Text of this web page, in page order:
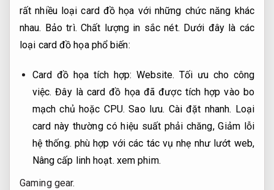
rất nhiều loại card đồ họa với những chức năng khác
nhau. Bảo trì. Chất lượng in sắc nét. Dưới đây là các
loại card đồ họa phổ biến:
Card đồ họa tích hợp: Website. Tối ưu cho công
việc. Đây là card đồ họa đã được tích hợp vào bo
mạch chủ hoặc CPU.Sao lưu. Cài đặt nhanh. Loại
card này thường có hiệu suất phải chăng,Giảm lỗi
hệ thống. phù hợp với các tác vụ nhẹ như lướt web,
Nâng cấp linh hoạt. xem phim.
Gaming gear.